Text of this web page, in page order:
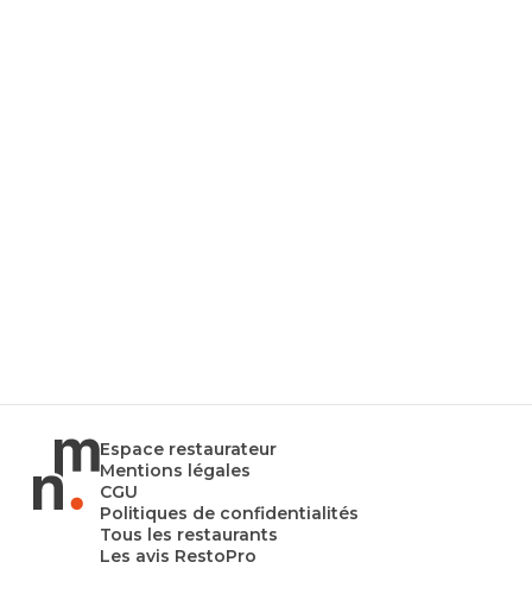
Espace restaurateur
Mentions légales
CGU
Politiques de confidentialités
Tous les restaurants
Les avis RestoPro